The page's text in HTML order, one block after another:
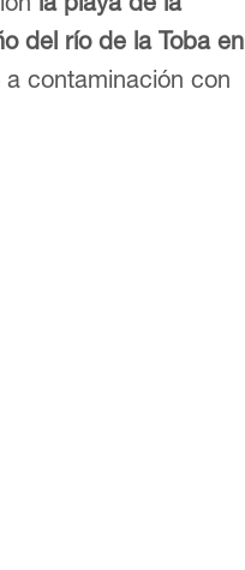
del río de la Toba en
contaminación con